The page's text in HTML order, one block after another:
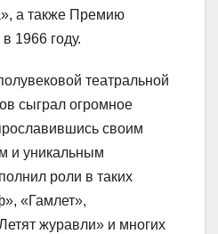
а также Премию
1966 году.
театральной
сыграл огромное
своим
и уникальным
роли в таких
«Гамлет»,
журавли» и многих